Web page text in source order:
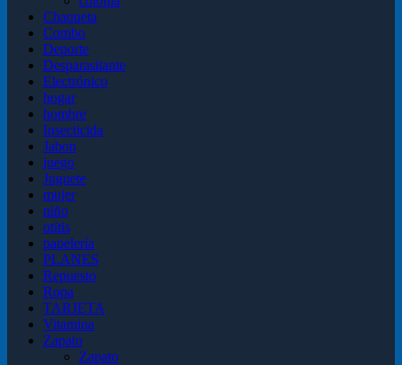
Chaqueta
Combo
Deporte
Desparasitante
Electrónico
hogar
hombre
Insecticida
Jabon
juego
Juguete
mujer
niño
otitis
papelería
PLANES
Repuesto
Ropa
TARJETA
Vitamina
Zapato
Zapato